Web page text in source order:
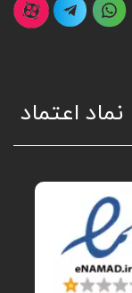
نماد اعتماد